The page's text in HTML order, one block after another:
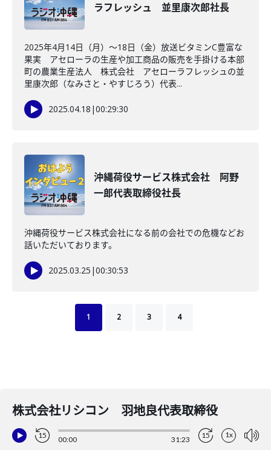
ラフレッシュ 並里康次郎社長
2025年4月14日（月）～18日（金）放送ビタミンC豊富な
果実 アセローラの生産や加工商品の販売を手掛ける本部
町の農業生産法人 株式会社 アセローラフレッシュの並
里康次郎（なみさと・やすじろう）代表...
2025.04.18 |00:29:30
沖縄荷役サービス株式会社 阿野
一郎代表取締役社長
沖縄荷役サービス株式会社になる前の会社での危機などお
話いただいております。
2025.03.25 |00:30:53
1 2 3 4
株式会社リシコン 羽地良代表取締役
15 00:00 31:23 15 1x